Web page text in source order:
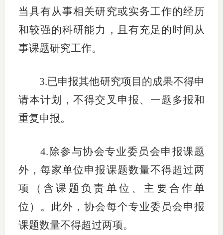
乡村振
联系我
协会采
廉政举
当具有从事相关研究或实务工作的经历
和较强的科研能力，且有充足的时间从
事课题研究工作。
3.已申报其他研究项目的成果不得申
请本计划
，不得交叉申报、一题多报和
重复申报。
4. 除参与协会专业委员会申报课题
外， 每家单位申报课题数量不得超过两
项
（含课题负责单位、 主要合作单
位 ）。此外，协会每个专业委员会申报
课题数量不得超过两项。